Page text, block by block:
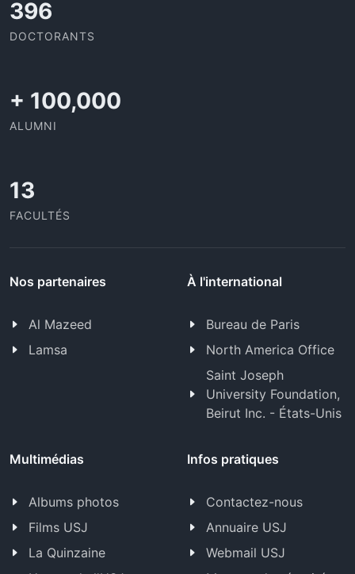
408
DOCTORANTS
+ 100,000
ALUMNI
13
FACULTÉS
Nos partenaires
Al Mazeed
Lamsa
À l'international
Bureau de Paris
North America Office
Saint Joseph
University Foundation,
Beirut Inc. - États-Unis
Multimédias
Albums photos
Films USJ
La Quinzaine
Infos pratiques
Contactez-nous
Annuaire USJ
Webmail USJ